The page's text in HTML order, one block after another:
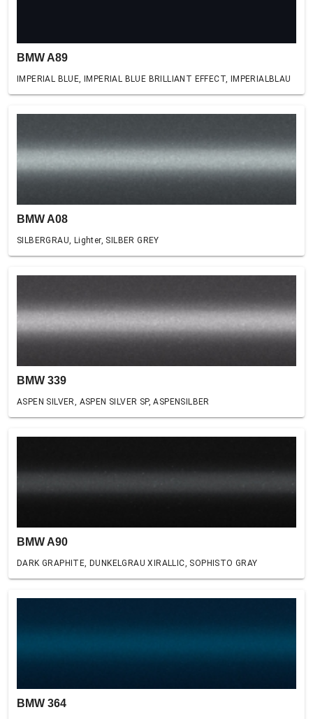
BMW A89
IMPERIAL BLUE, IMPERIAL BLUE BRILLIANT EFFECT, IMPERIALBLAU
BMW A08
SILBERGRAU, Lighter, SILBER GREY
BMW 339
ASPEN SILVER, ASPEN SILVER SP, ASPENSILBER
BMW A90
DARK GRAPHITE, DUNKELGRAU XIRALLIC, SOPHISTO GRAY
BMW 364